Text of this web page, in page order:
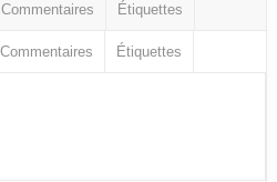
Commentaires Étiquettes
Commentaires Étiquettes